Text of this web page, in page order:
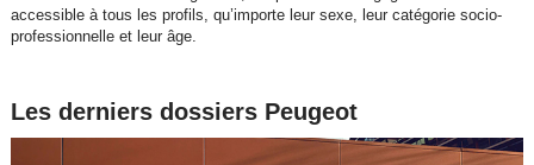
accessible à tous les profils, qu’importe leur sexe, leur catégorie socio-
professionnelle et leur âge.
Les derniers dossiers Peugeot